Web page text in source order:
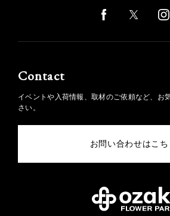
Contact
イベントや入荷情報、取材のご依頼など、お
さい。
お問い合わせはこち